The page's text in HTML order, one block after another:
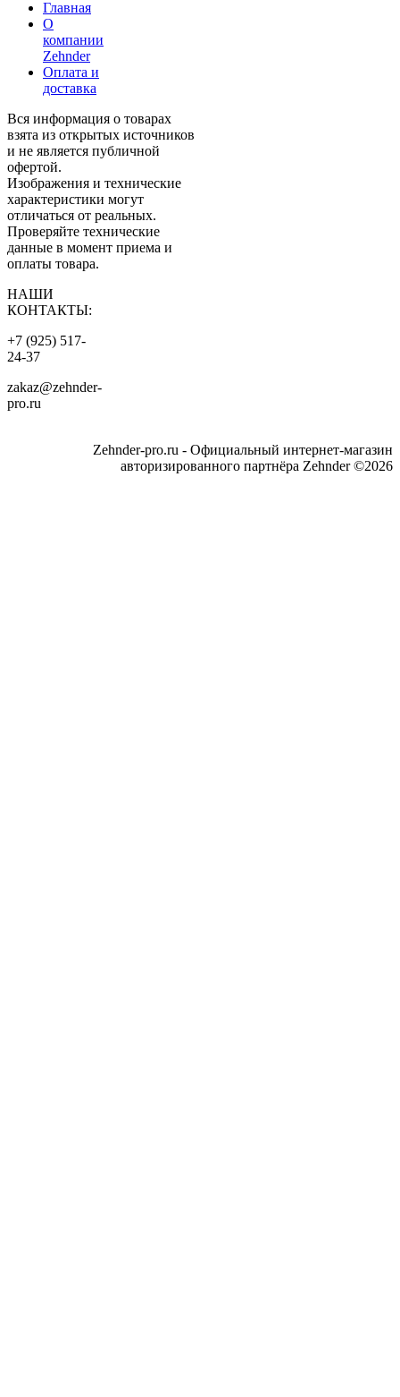
Главная
О
компании
Zehnder
Оплата и
доставка
Вся информация о товарах
взята из открытых источников
и не является публичной
офертой.
Изображения и технические
характеристики могут
отличаться от реальных.
Проверяйте технические
данные в момент приема и
оплаты товара.
НАШИ
КОНТАКТЫ:
+7 (925) 517-
24-37
zakaz@zehnder-
pro.ru
Zehnder-pro.ru - Официальный интернет-магазин
авторизированного партнёра Zehnder ©2026